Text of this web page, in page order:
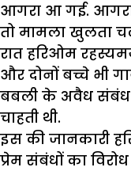
आगरा आ गई.
तो मामला खुलता
रात हरिओम
और दोनों बच्चे भी
बबली के अवैध संबंध
चाहती थी.
इस की जानकारी
प्रेम संबंधों का